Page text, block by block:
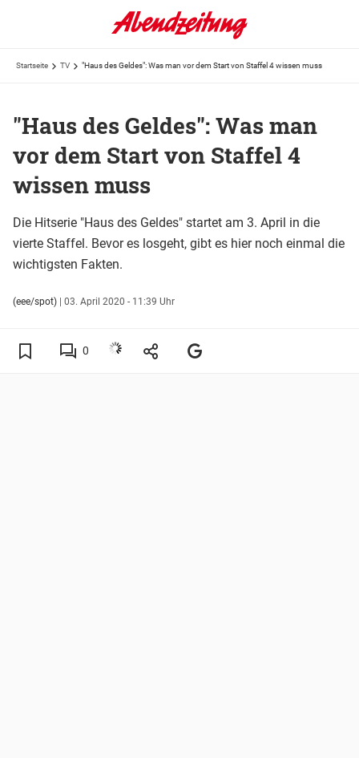
Startseite TV "Haus des Geldes": Was man vor dem Start von Staffel 4 wissen muss
"Haus des Geldes": Was man
vor dem Start von Staffel 4
wissen muss
Die Hitserie "Haus des Geldes" startet am 3. April in die
vierte Staffel. Bevor es losgeht, gibt es hier noch einmal die
wichtigsten Fakten.
(eee/spot) | 03. April 2020 - 11:39 Uhr
0